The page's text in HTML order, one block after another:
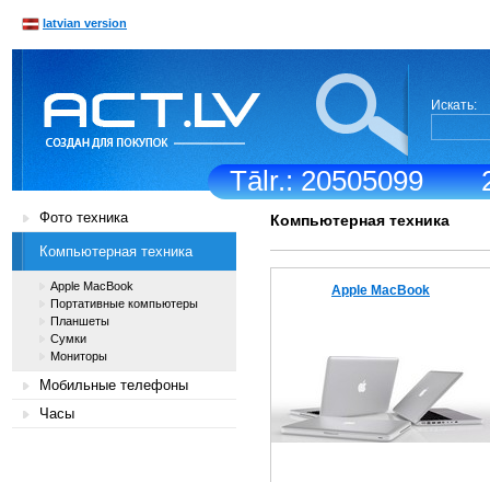
Tālr.: 20505099
latvian version
Искать:
Фото техника
Компьютерная техника
Apple MacBook
Портативные компьютеры
Планшеты
Сумки
Мониторы
Мобильные телефоны
Часы
Компьютерная техника
Apple MacBook